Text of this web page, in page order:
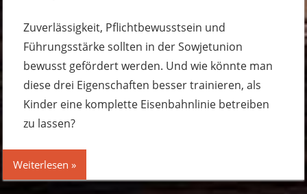
Zuverlässigkeit, Pflichtbewusstsein und
Führungsstärke sollten in der Sowjetunion
bewusst gefördert werden. Und wie könnte man
diese drei Eigenschaften besser trainieren, als
Kinder eine komplette Eisenbahnlinie betreiben
zu lassen?
Weiterlesen